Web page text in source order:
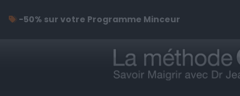
-50% sur votre Programme Minceur